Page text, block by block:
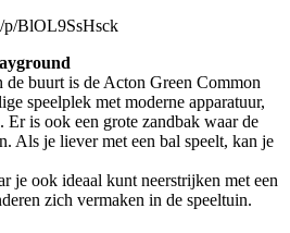
p/BlOL9SsHsck
buurt is de Acton Green Common
speelplek met moderne apparatuur,
is ook een grote zandbak waar de
Als je liever met een bal speelt, kan je
je ook ideaal kunt neerstrijken met een
zich vermaken in de speeltuin.